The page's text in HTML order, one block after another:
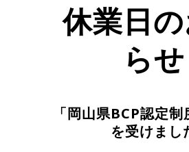
休業日
らせ
「岡山県BCP認定
を受けまし